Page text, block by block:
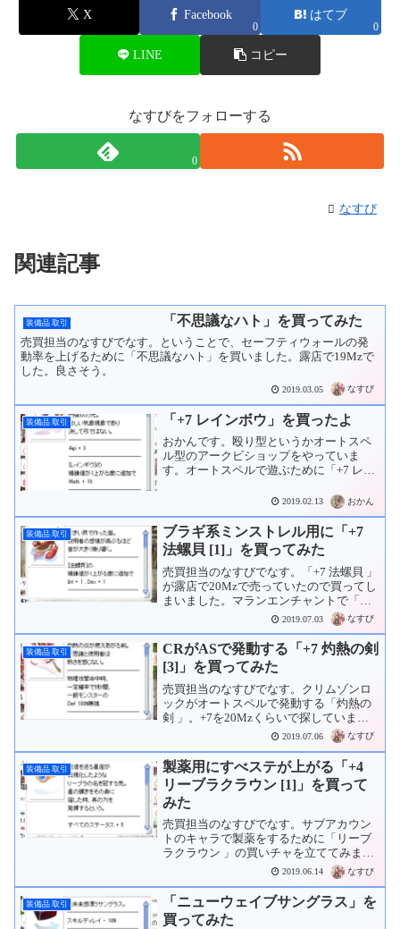
X Facebook
0
はてブ
0
LINE コピー
なすびをフォローする
0
なすび
関連記事
装備品 取引 「不思議なハト」を買ってみた
売買担当のなすびでなす。ということで、セーフティウォールの発
動率を上げるために「不思議なハト」を買いました。露店で19Mzで
した。良さそう。
2019.03.05 なすび
装備品 取引 「+7 レインボウ」を買ったよ
おかんです。殴り型というかオートスペ
ル型のアークビショップをやっていま
す。オートスペルで遊ぶために「+7 レイ
かなか無いので買いチャを出しました。
10Mzで買いチャを出していたところ、来
てくれました。あ...
2019.02.13 おかん
装備品 取引
ブラギ系ミンストレル用に「+7
法螺貝 [1]」を買ってみた
売買担当のなすびでなす。「+7 法螺貝 」
が露店で20Mzで売っていたので買ってし
まいました。マランエンチャントで「＜
Int+7＞ダブル」にして使います。「海神
の怒り」を32個、「マラン・Aコイン」
を120個使ったところで最初の「Int+7...
2019.07.03 なすび
装備品 取引
CRがASで発動する「+7 灼熱の剣
[3]」を買ってみた
売買担当のなすびでなす。クリムゾンロ
ックがオートスペルで発動する「灼熱の
剣 」。+7を20Mzくらいで探していまし
た。露店での平均価格は25Mzといったと
ころ。交渉wisも不発に終わり、買うのを
先延ばしにしようと思っていたところ、
ちょうど露...
2019.07.06 なすび
装備品 取引
製薬用にすべステが上がる「+4
リーブラクラウン [1]」を買って
みた
売買担当のなすびでなす。サブアカウン
トのキャラで製薬をするために「リーブ
ラクラウン 」の買いチャを立ててみまし
た。しばらくしてさっき、「幸福の服」
を売ってくださった方が来ました取引が
来て、「+4 リーブラクラウン 」が来まし
た。というわけで...
2019.06.14 なすび
装備品 取引
「ニューウェイブサングラス」を
買ってみた